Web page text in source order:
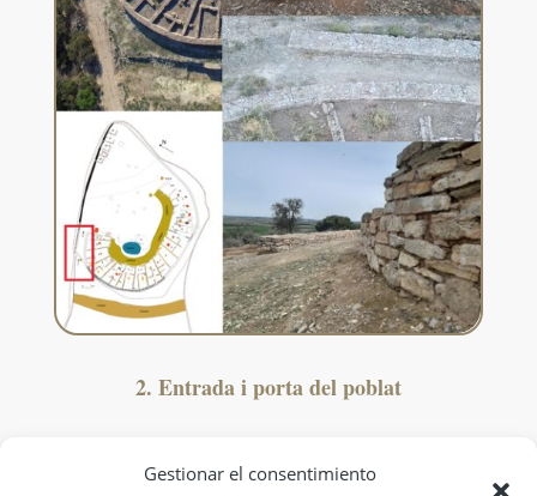
Gestionar el consentimiento
2. Entrada i porta del poblat